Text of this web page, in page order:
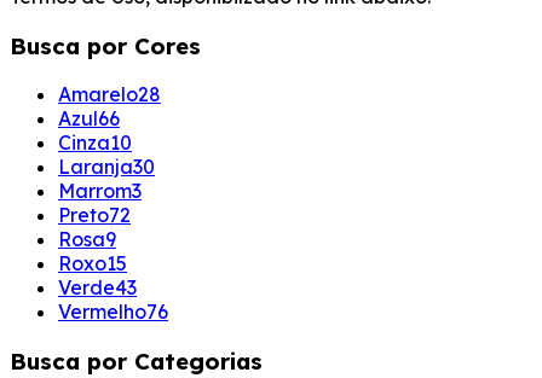
Busca por Cores
Amarelo28
Azul66
Cinza10
Laranja30
Marrom3
Preto72
Rosa9
Roxo15
Verde43
Vermelho76
Busca por Categorias